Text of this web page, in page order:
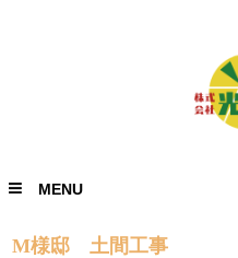
MENU
M様邸 土間工事